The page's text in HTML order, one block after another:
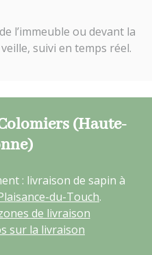
l’immeuble ou devant la
suivi en temps réel.
(Haute-
: livraison de sapin à
du-Touch.
de livraison
sur la livraison